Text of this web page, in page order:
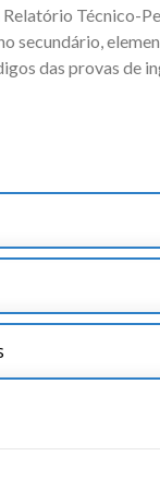
Técnico-
secundário,
das provas de